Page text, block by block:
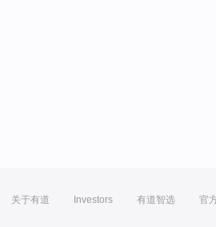
关于有道 Investors 有道智选 官